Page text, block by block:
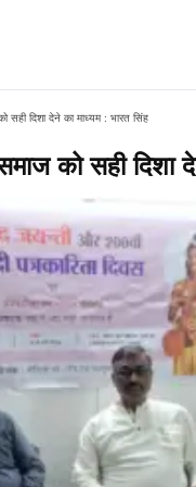
सही दिशा देने का माध्यम : भारत सिंह
को सही दिशा